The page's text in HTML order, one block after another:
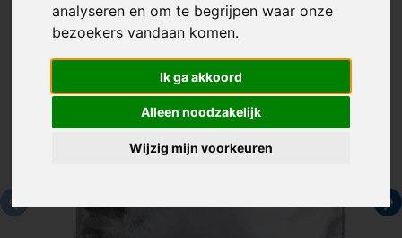
analyseren en om te begrijpen waar onze
bezoekers vandaan komen.
Ik ga akkoord
Alleen noodzakelijk
Wijzig mijn voorkeuren